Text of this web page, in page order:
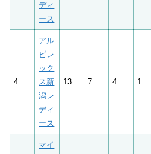
ディ
ース
4
アル
ビレ
ック
ス新
潟レ
ディ
ース
13 7 4 1
マイ